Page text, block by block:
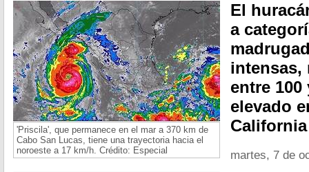
'Priscila', que permanece en el mar a 370 km de
Cabo San Lucas, tiene una trayectoria hacia el
noroeste a 17 km/h. Crédito: Especial
El
a
intensas,
entre 100
elevado
martes, 7 de